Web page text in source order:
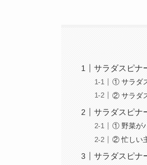
サラダスピナ
① サラダ
② サラダ
サラダスピナ
① 野菜が
② 忙しい
サラダスピナ